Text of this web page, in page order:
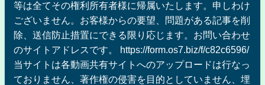
等は全てその権利所有者様に帰属いたします。申しわけ
ございません。お客様からの要望、問題がある記事を削
除、送信防止措置にできる限り応じます。お問い合わせ
のサイトアドレスです。 https://form.os7.biz/f/c82c6596/
当サイトは各動画共有サイトへのアップロードは行なっ
ておりません、著作権の侵害を目的としていません、埋